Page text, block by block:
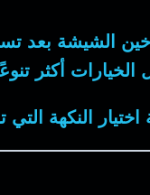
الشيشة بعد
أكثر
النكهة